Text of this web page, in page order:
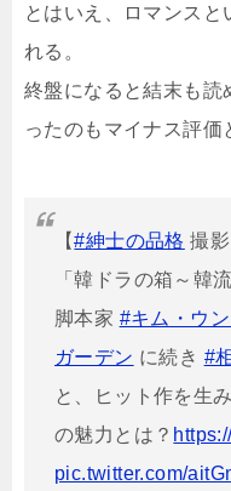
とはいえ、ロマンスと
れる。
終盤になると結末も読
ったのもマイナス評価
【#紳士の品格 撮
「韓ドラの箱～韓
脚本家 #キム・ウ
ガーデン に続き #
と、ヒット作を生
の魅力とは？
pic.twitter.com/